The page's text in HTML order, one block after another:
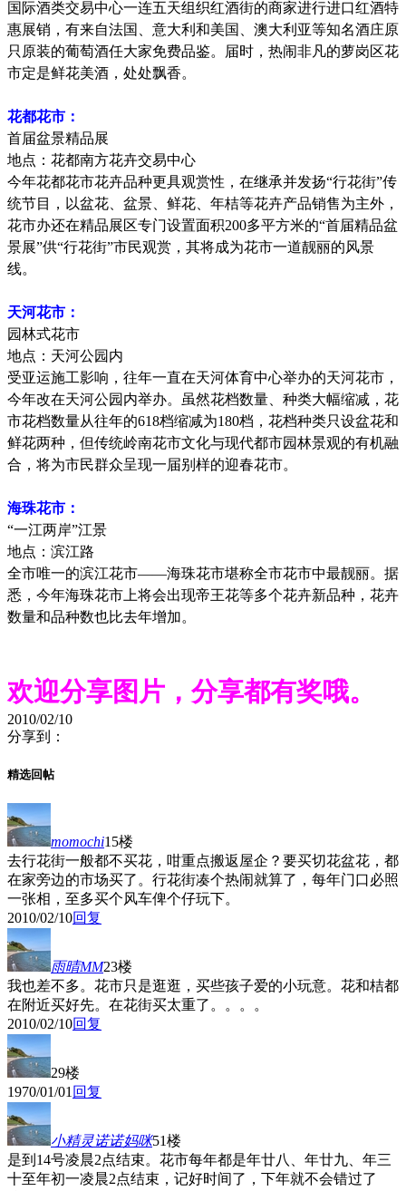
国际酒类交易中心一连五天组织红酒街的商家进行进口红酒特
惠展销，有来自法国、意大利和美国、澳大利亚等知名酒庄原
只原装的葡萄酒任大家免费品鉴。届时，热闹非凡的萝岗区花
市定是鲜花美酒，处处飘香。
花都花市：
首届盆景精品展
地点：花都南方花卉交易中心
今年花都花市花卉品种更具观赏性，在继承并发扬“行花街”传
统节目，以盆花、盆景、鲜花、年桔等花卉产品销售为主外，
花市办还在精品展区专门设置面积200多平方米的“首届精品盆
景展”供“行花街”市民观赏，其将成为花市一道靓丽的风景
线。
天河花市：
园林式花市
地点：天河公园内
受亚运施工影响，往年一直在天河体育中心举办的天河花市，
今年改在天河公园内举办。虽然花档数量、种类大幅缩减，花
市花档数量从往年的618档缩减为180档，花档种类只设盆花和
鲜花两种，但传统岭南花市文化与现代都市园林景观的有机融
合，将为市民群众呈现一届别样的迎春花市。
海珠花市：
“一江两岸”江景
地点：滨江路
全市唯一的滨江花市——海珠花市堪称全市花市中最靓丽。据
悉，今年海珠花市上将会出现帝王花等多个花卉新品种，花卉
数量和品种数也比去年增加。
欢迎分享图片，分享都有奖哦。
2010/02/10
分享到：
精选回帖
momochi15楼
去行花街一般都不买花，咁重点搬返屋企？要买切花盆花，都
在家旁边的市场买了。行花街凑个热闹就算了，每年门口必照
一张相，至多买个风车俾个仔玩下。
2010/02/10回复
雨晴MM23楼
我也差不多。花市只是逛逛，买些孩子爱的小玩意。花和桔都
在附近买好先。在花街买太重了。。。。
2010/02/10回复
29楼
1970/01/01 回复
小精灵诺诺妈咪51楼
是到14号凌晨2点结束。花市每年都是年廿八、年廿九、年三
十至年初一凌晨2点结束，记好时间了，下年就不会错过了